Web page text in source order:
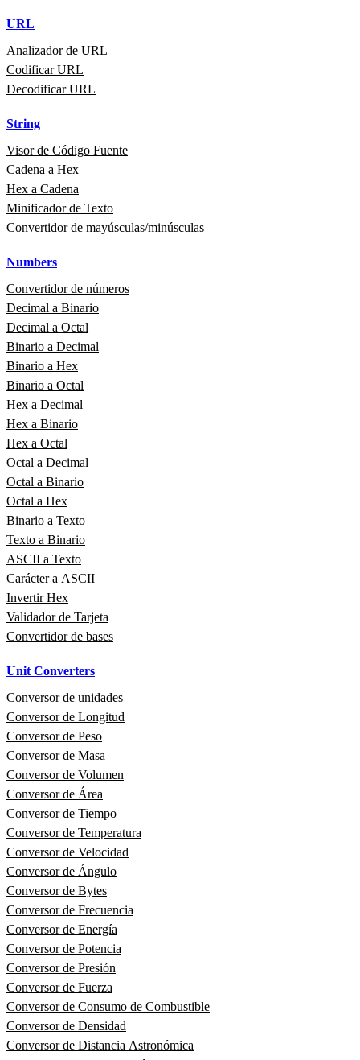
URL
Analizador de URL
Codificar URL
Decodificar URL
String
Visor de Código Fuente
Cadena a Hex
Hex a Cadena
Minificador de Texto
Convertidor de mayúsculas/minúsculas
Numbers
Convertidor de números
Decimal a Binario
Decimal a Octal
Binario a Decimal
Binario a Hex
Binario a Octal
Hex a Decimal
Hex a Binario
Hex a Octal
Octal a Decimal
Octal a Binario
Octal a Hex
Binario a Texto
Texto a Binario
ASCII a Texto
Carácter a ASCII
Invertir Hex
Validador de Tarjeta
Convertidor de bases
Unit Converters
Conversor de unidades
Conversor de Longitud
Conversor de Peso
Conversor de Masa
Conversor de Volumen
Conversor de Área
Conversor de Tiempo
Conversor de Temperatura
Conversor de Velocidad
Conversor de Ángulo
Conversor de Bytes
Conversor de Frecuencia
Conversor de Energía
Conversor de Potencia
Conversor de Presión
Conversor de Fuerza
Conversor de Consumo de Combustible
Conversor de Densidad
Conversor de Distancia Astronómica